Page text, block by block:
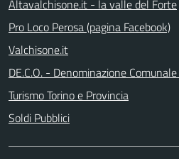
Altavalchisone.it - la valle del Forte
Pro Loco Perosa (pagina Facebook)
Valchisone.it
DE.C.O. - Denominazione
Turismo Torino e Provincia
Soldi Pubblici